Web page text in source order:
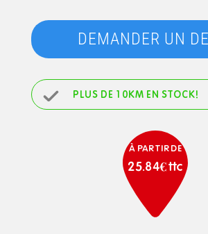
DEMANDER UN
PLUS DE 10KM EN STOCK!
À PARTIR DE
25.84€ ttc